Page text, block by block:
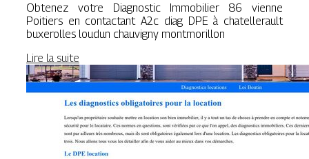
Obtenez votre Diagnostic Immobilier 86 vienne
Poitiers en contactant A2c diag DPE à chatellerault
buxerolles loudun chauvigny montmorillon
Lire la suite